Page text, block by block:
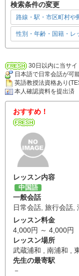
検索条件の変更
路線・駅・市区町村や
性別・年齢・国籍・レ
30日以内に当サ
日本語で日常会話が可
英語教授法資格あり
本人確認資料を提出済
おすすめ！
レッスン内容
中国語
一般会話
日常会話, 旅行会話,
レッスン料金
4,000円 ～ 4,000円
レッスン場所
武蔵浦和 , 南浦和 ,
先生の最寄駅
－